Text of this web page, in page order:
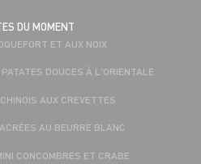
DU MOMENT
ET AUX NOIX
DOUCES À L'ORIENTALE
AUX CREVETTES
AU BEURRE BLANC
CONCOMBRES ET CRABE